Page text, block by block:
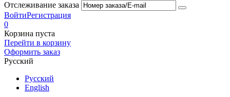
Отслеживание заказа
ВойтиРегистрация
0
Корзина пуста
Перейти в корзину
Оформить заказ
Русский
Русский
English